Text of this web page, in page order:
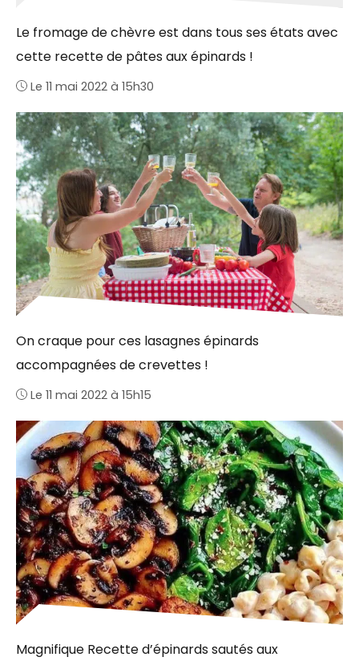
Le fromage de chèvre est dans tous ses états avec
cette recette de pâtes aux épinards !
Le 11 mai 2022 à 15h30
On craque pour ces lasagnes épinards
accompagnées de crevettes !
Le 11 mai 2022 à 15h15
Magnifique Recette d’épinards sautés aux